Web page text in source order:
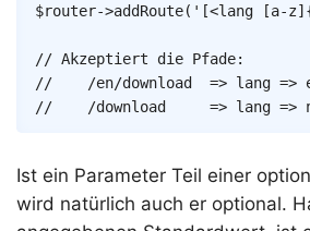
$router->addRoute( '[<lang [a-
// Akzeptiert die Pfade:
//    /en/download  => lang =>
//    /download     => lang =>
Ist ein Parameter Teil einer
wird natürlich auch er optional.